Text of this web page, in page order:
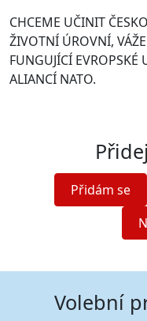
CHCEME UČINIT
ŽIVOTNÍ ÚROVNÍ,
FUNGUJÍCÍ EVROPSKÉ
ALIANCÍ NATO.
Přidám se
Volební